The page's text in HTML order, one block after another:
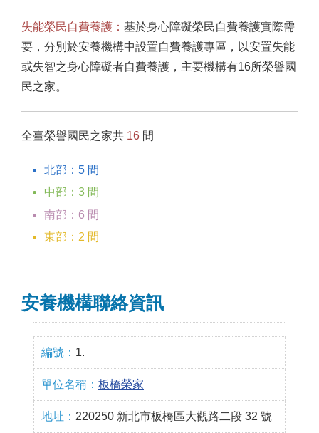
失能榮民自費養護： 基於身心障礙榮民自費養護實際需
要，分別於安養機構中設置自費養護專區，以安置失能
或失智之身心障礙者自費養護，主要機構有16所榮譽國
民之家。
全臺榮譽國民之家共 16 間
北部：5 間
中部：3 間
南部：6 間
東部：2 間
安養機構聯絡資訊
1.
板橋榮家
220250 新北市板橋區大觀路二段 32 號